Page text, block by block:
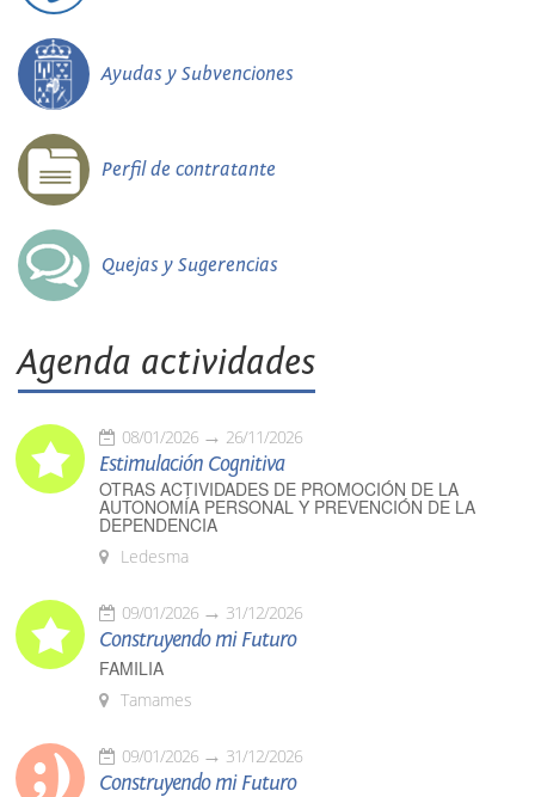
Ayudas y Subvenciones
Perfil de contratante
Quejas y Sugerencias
Agenda actividades
08/01/2026 26/11/2026
Estimulación Cognitiva
OTRAS ACTIVIDADES DE PROMOCIÓN DE LA
AUTONOMÍA PERSONAL Y PREVENCIÓN DE LA
DEPENDENCIA
Ledesma
09/01/2026 31/12/2026
Construyendo mi Futuro
FAMILIA
Tamames
09/01/2026 31/12/2026
Construyendo mi Futuro